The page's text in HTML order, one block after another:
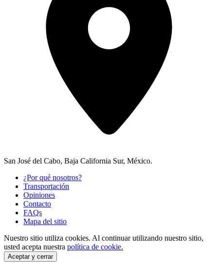
San José del Cabo, Baja California Sur, México.
¿Por qué nosotros?
Transportación
Opiniones
Contacto
FAQs
Mapa del sitio
Nuestro sitio utiliza cookies. Al continuar utilizando nuestro sitio,
usted acepta nuestra política de cookie.
Aceptar y cerrar